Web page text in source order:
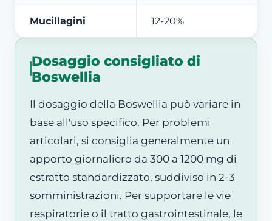
Mucillagini 12-20%
Dosaggio consigliato di
Boswellia
Il dosaggio della Boswellia può variare in
base all'uso specifico. Per problemi
articolari, si consiglia generalmente un
apporto giornaliero da 300 a 1200 mg di
estratto standardizzato, suddiviso in 2-3
somministrazioni. Per supportare le vie
respiratorie o il tratto gastrointestinale, le